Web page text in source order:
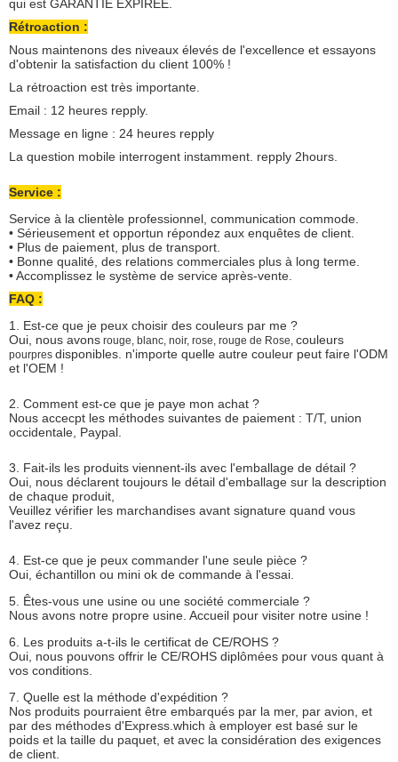
qui est GARANTIE EXPIRÉE.
Rétroaction :
Nous maintenons des niveaux élevés de l'excellence et essayons
d'obtenir la satisfaction du client 100% !
La rétroaction est très importante.
Email : 12 heures repply.
Message en ligne : 24 heures repply
La question mobile interrogent instamment. repply 2hours.
Service :
Service à la clientèle professionnel, communication commode.
• Sérieusement et opportun répondez aux enquêtes de client.
• Plus de paiement, plus de transport.
• Bonne qualité, des relations commerciales plus à long terme.
• Accomplissez le système de service après-vente.
FAQ :
1. Est-ce que je peux choisir des couleurs par me ?
Oui, nous avons rouge, blanc, noir, rose, rouge de Rose, couleurs
pourpres disponibles. n'importe quelle autre couleur peut faire l'ODM
et l'OEM !
2. Comment est-ce que je paye mon achat ?
Nous accecpt les méthodes suivantes de paiement : T/T, union
occidentale, Paypal.
3. Fait-ils les produits viennent-ils avec l'emballage de détail ?
Oui, nous déclarent toujours le détail d'emballage sur la description
de chaque produit,
Veuillez vérifier les marchandises avant signature quand vous
l'avez reçu.
4. Est-ce que je peux commander l'une seule pièce ?
Oui, échantillon ou mini ok de commande à l'essai.
5. Êtes-vous une usine ou une société commerciale ?
Nous avons notre propre usine. Accueil pour visiter notre usine !
6. Les produits a-t-ils le certificat de CE/ROHS ?
Oui, nous pouvons offrir le CE/ROHS diplômées pour vous quant à
vos conditions.
7. Quelle est la méthode d'expédition ?
Nos produits pourraient être embarqués par la mer, par avion, et
par des méthodes d'Express.which à employer est basé sur le
poids et la taille du paquet, et avec la considération des exigences
de client.